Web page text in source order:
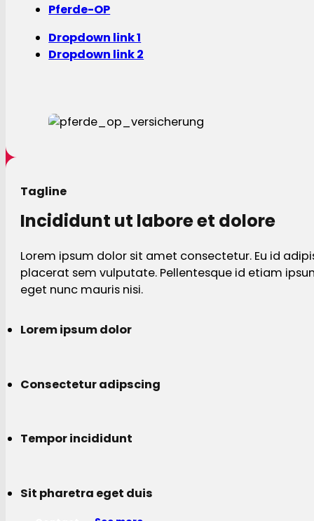
Pferde-OP
Dropdown link 1
Dropdown link 2
Tagline
Incididunt ut labore et dolore
Lorem ipsum dolor sit amet consectetur. Eu id
placerat sem vulputate. Pellentesque id etiam
eget nunc mauris nisi.
Lorem ipsum dolor
Consectetur adipscing
Tempor incididunt
Sit pharetra eget duis